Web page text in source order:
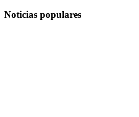
Noticias populares